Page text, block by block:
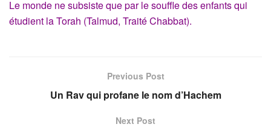
Le monde ne subsiste que par le souffle des enfants qui
étudient la Torah (Talmud, Traité Chabbat).
Previous Post
Un Rav qui profane le nom d’Hachem
Next Post